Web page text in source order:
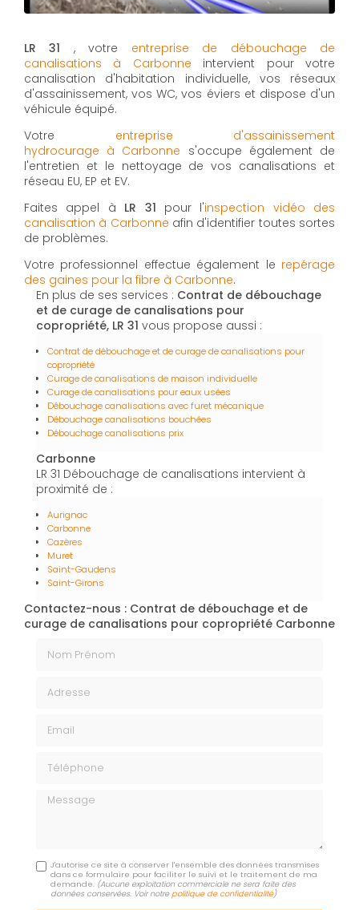
LR 31 , votre entreprise de débouchage de
canalisations à Carbonne intervient pour votre
canalisation d'habitation individuelle, vos réseaux
d'assainissement, vos WC, vos éviers et dispose d'un
véhicule équipé.
Votre entreprise d'assainissement
hydrocurage à Carbonne s'occupe également de
l'entretien et le nettoyage de vos canalisations et
réseau EU, EP et EV.
Faites appel à LR 31 pour l'inspection vidéo des
canalisation à Carbonne afin d'identifier toutes sortes
de problèmes.
Votre professionnel effectue également le repérage
des gaines pour la fibre à Carbonne.
En plus de ses services : Contrat de débouchage
et de curage de canalisations pour
copropriété, LR 31 vous propose aussi :
Contrat de débouchage et de curage de canalisations pour
copropriété
Curage de canalisations de maison individuelle
Curage de canalisations pour eaux usées
Débouchage canalisations avec furet mécanique
Débouchage canalisations bouchées
Débouchage canalisations prix
Carbonne
LR 31 Débouchage de canalisations intervient à
proximité de :
Aurignac
Carbonne
Cazères
Muret
Saint-Gaudens
Saint-Girons
Contactez-nous : Contrat de débouchage et de
curage de canalisations pour copropriété Carbonne
Message
J'autorise ce site à conserver l'ensemble des données transmises
dans ce formulaire pour faciliter le suivi et le traitement de ma
demande. (Aucune exploitation commerciale ne sera faite des
données conservées. Voir notrepolitique de confidentialité)